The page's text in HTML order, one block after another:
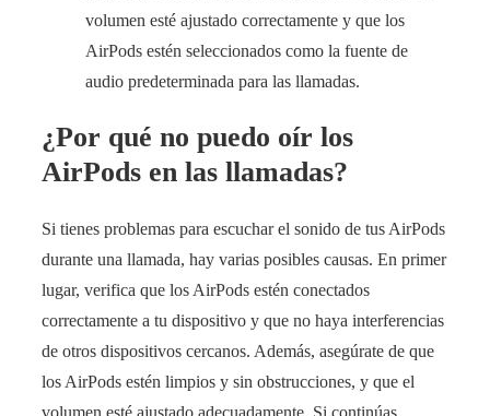
volumen esté ajustado correctamente y que los
AirPods estén seleccionados como la fuente de
audio predeterminada para las llamadas.
¿Por qué no puedo oír los
AirPods en las llamadas?
Si tienes problemas para escuchar el sonido de tus AirPods
durante una llamada, hay varias posibles causas. En primer
lugar, verifica que los AirPods estén conectados
correctamente a tu dispositivo y que no haya interferencias
de otros dispositivos cercanos. Además, asegúrate de que
los AirPods estén limpios y sin obstrucciones, y que el
volumen esté ajustado adecuadamente. Si continúas